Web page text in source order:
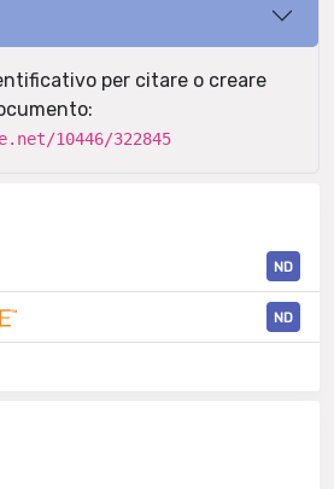
per citare o creare
10446/322845
ND
ND